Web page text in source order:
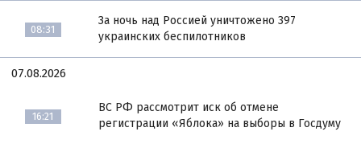
08:31
За ночь над Россией уничтожено 397
украинских беспилотников
07.08.2026
16:21
ВС РФ рассмотрит иск об отмене
регистрации «Яблока» на выборы в Госдуму